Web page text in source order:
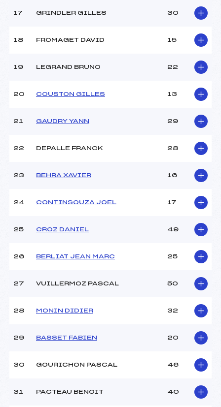
17 GRINDLER GILLES 30
18 FROMAGET DAVID 15
19 LEGRAND BRUNO 22
20 COUSTON GILLES 13
21 GAUDRY YANN 29
22 DEPALLE FRANCK 28
23 BEHRA XAVIER 16
24 CONTINSOUZA JOEL 17
25 CROZ DANIEL 49
26 BERLIAT JEAN MARC 25
27 VUILLERMOZ PASCAL 50
28 MONIN DIDIER 32
29 BASSET FABIEN 20
30 GOURICHON PASCAL 46
31 PACTEAU BENOIT 40